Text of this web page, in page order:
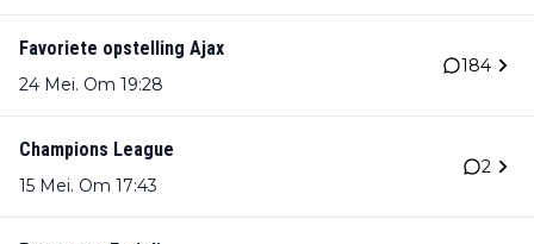
Favoriete opstelling Ajax
24 Mei. Om 19:28
184
Champions League
15 Mei. Om 17:43
2